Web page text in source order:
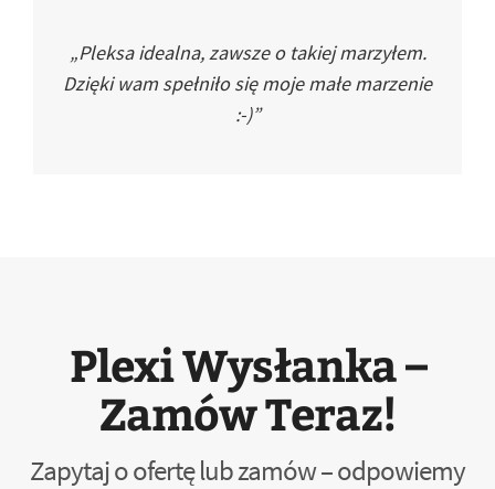
„Pleksa idealna, zawsze o takiej marzyłem.
Dzięki wam spełniło się moje małe marzenie
:-)”
Plexi Wysłanka –
Zamów Teraz!
Zapytaj o ofertę lub zamów – odpowiemy